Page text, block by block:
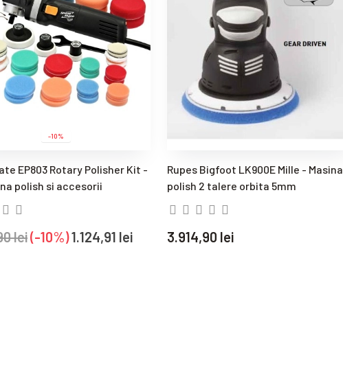
-10%
EP803 Rotary Polisher Kit -
polish si accesorii
lei -10% 1.124,91 lei
Rupes Bigfoot LK900E Mille - Masina
polish 2 talere orbita 5mm
3.914,90 lei